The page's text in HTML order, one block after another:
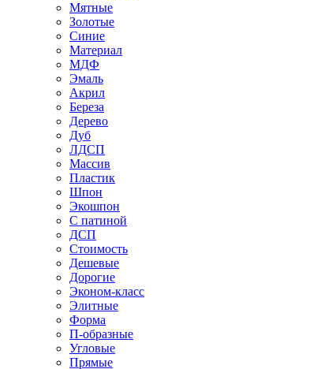
Мятные
Золотые
Синие
Материал
МДФ
Эмаль
Акрил
Береза
Дерево
Дуб
ЛДСП
Массив
Пластик
Шпон
Экошпон
С патиной
ДСП
Стоимость
Дешевые
Дорогие
Эконом-класс
Элитные
Форма
П-образные
Угловые
Прямые